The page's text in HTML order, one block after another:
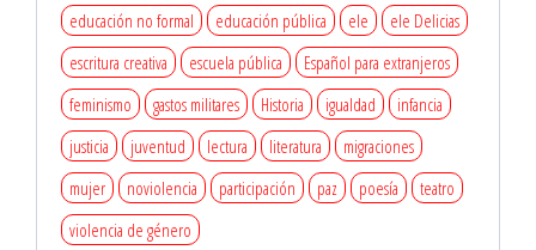
educación no formal
educación pública ele
ele Delicias
escritura creativa
escuela pública
Español para extranjeros
feminismo
gastos militares Historia igualdad
infancia
justicia
juventud lectura literatura
migraciones
mujer
noviolencia participación paz poesía
teatro
violencia de género